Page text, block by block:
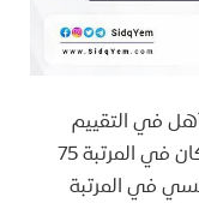
في التقييم
ويحصل على المرتبة 50 عالمياً بعد أن كان في المرتبة 75
التونسي في المرتبة